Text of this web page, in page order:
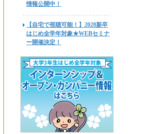
情報公開中！
【自宅で視聴可能！】2028新卒
はじめ全学年対象★WEBセミナ
ー開催決定！